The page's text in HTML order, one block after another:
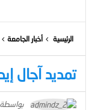
الرئيسية أخبار الجامعة
تمديد آجال
بواسطة